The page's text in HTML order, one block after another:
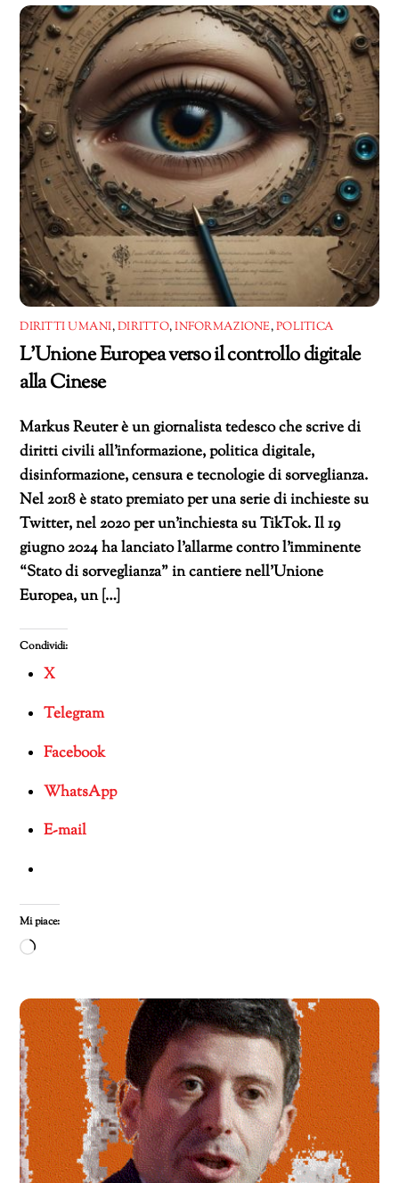
corso…
DIRITTI UMANI,DIRITTO,INFORMAZIONE,POLITICA
L’Unione Europea verso il controllo digitale
alla Cinese
Markus Reuter è un giornalista tedesco che scrive di
diritti civili all’informazione, politica digitale,
disinformazione, censura e tecnologie di sorveglianza.
Nel 2018 è stato premiato per una serie di inchieste su
Twitter, nel 2020 per un’inchiesta su TikTok. Il 19
giugno 2024 ha lanciato l’allarme contro l’imminente
“Stato di sorveglianza” in cantiere nell’Unione
Europea, un […]
Condividi:
X
Telegram
Facebook
WhatsApp
E-mail
Mi piace:
Caricamento
corso…